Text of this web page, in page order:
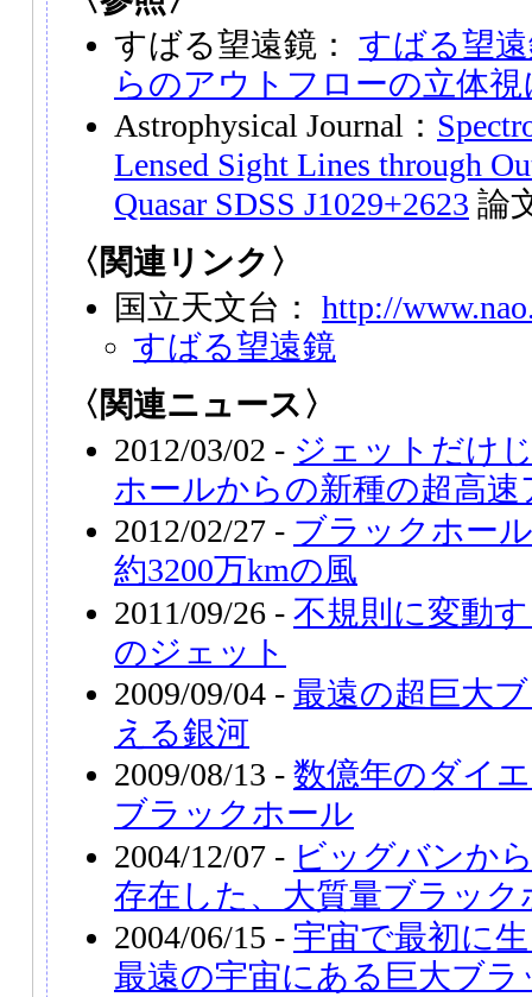
すばる望遠鏡： すばる望
らのアウトフローの立体視
Astrophysical Journal：
Lensed Sight Lines through
Quasar SDSS J1029+2623 論
〈関連リンク〉
国立天文台： http://
すばる望遠鏡
〈関連ニュース〉
2012/03/02 - ジェットだけ
ホールからの新種の超高
2012/02/27 - ブラックホー
約3200万kmの風
2011/09/26 - 不規則に変動
のジェット
2009/09/04 - 最遠の超巨大
える銀河
2009/08/13 - 数億年のダイ
ブラックホール
2004/12/07 - ビッグバンか
存在した、大質量ブラッ
2004/06/15 - 宇宙で最初に
最遠の宇宙にある巨大ブラ